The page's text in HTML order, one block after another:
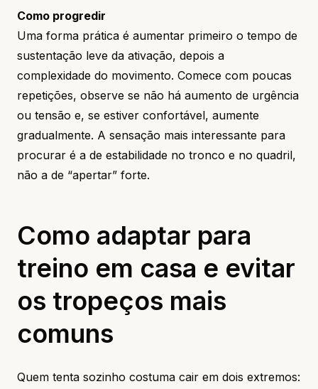
Como progredir
Uma forma prática é aumentar primeiro o tempo de
sustentação leve da ativação, depois a
complexidade do movimento. Comece com poucas
repetições, observe se não há aumento de urgência
ou tensão e, se estiver confortável, aumente
gradualmente. A sensação mais interessante para
procurar é a de estabilidade no tronco e no quadril,
não a de “apertar” forte.
Como adaptar para
treino em casa e evitar
os tropeços mais
comuns
Quem tenta sozinho costuma cair em dois extremos: